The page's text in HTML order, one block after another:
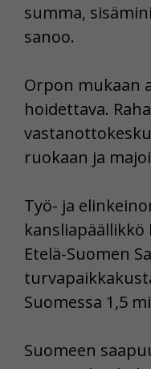
summa,
sanoo.
Orpon mukaan
hoidettava.
ruokaan ja
Työ- ja
Etelä-Suomen
Suomessa 1,5
Suomeen